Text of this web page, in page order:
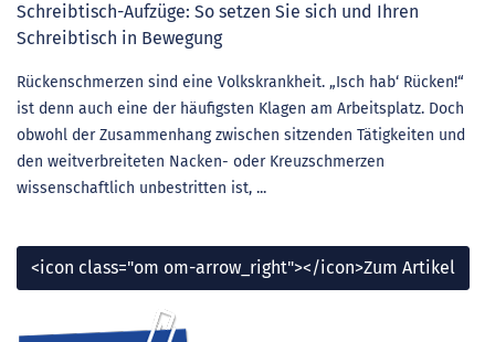
Schreibtisch-Aufzüge: So setzen Sie sich und Ihren
Schreibtisch in Bewegung
Rückenschmerzen sind eine Volkskrankheit. „Isch hab‘ Rücken!“
ist denn auch eine der häufigsten Klagen am Arbeitsplatz. Doch
obwohl der Zusammenhang zwischen sitzenden Tätigkeiten und
den weitverbreiteten Nacken- oder Kreuzschmerzen
wissenschaftlich unbestritten ist, ...
<icon class="om om-arrow_right"></icon>Zum Artikel